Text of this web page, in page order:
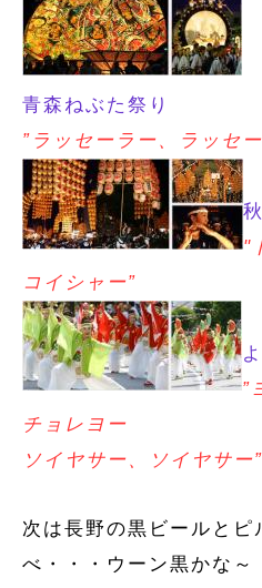
青森ねぶた祭り
”ラッセーラー、ラッセ
"
コイシャー”
”
チョレヨー
ソイヤサー、ソイヤサー”
次は長野の黒ビールとピ
べ・・・ウーン黒かな